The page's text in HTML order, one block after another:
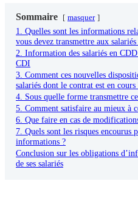
Sommaire masquer
1. Quelles sont les informations
vous devez transmettre aux salariés
2. Information des salariés en
CDI
3. Comment ces nouvelles
salariés dont le contrat est en cours
4. Sous quelle forme transmettre
5. Comment satisfaire au mieux à
6. Que faire en cas de
7. Quels sont les risques encourus
informations ?
Conclusion sur les obligations
de ses salariés